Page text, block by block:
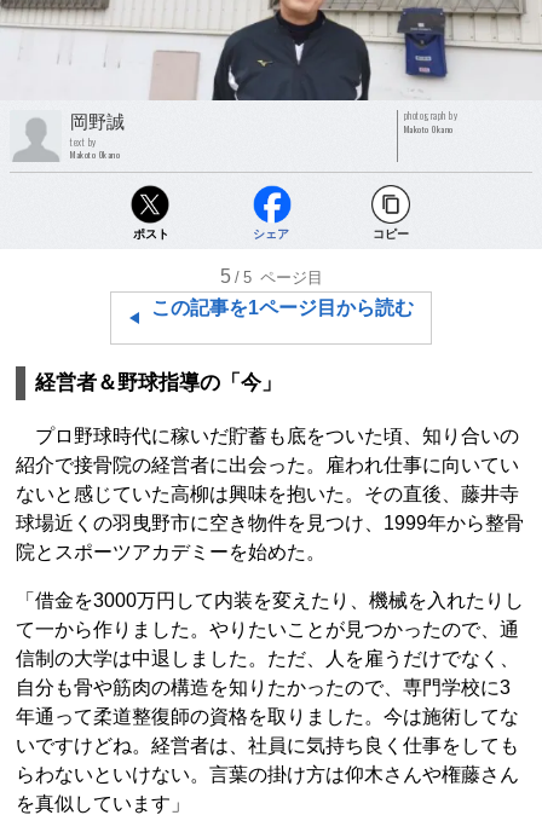
岡野誠
text by
Makoto Okano
photograph by
Makoto Okano
ポスト シェア コピー
5 /5 ページ目
この記事を1ページ目から読む
経営者＆野球指導の「今」
プロ野球時代に稼いだ貯蓄も底をついた頃、知り合いの
紹介で接骨院の経営者に出会った。雇われ仕事に向いてい
ないと感じていた高柳は興味を抱いた。その直後、藤井寺
球場近くの羽曳野市に空き物件を見つけ、1999年から整骨
院とスポーツアカデミーを始めた。
「借金を3000万円して内装を変えたり、機械を入れたりし
て一から作りました。やりたいことが見つかったので、通
信制の大学は中退しました。ただ、人を雇うだけでなく、
自分も骨や筋肉の構造を知りたかったので、専門学校に3
年通って柔道整復師の資格を取りました。今は施術してな
いですけどね。経営者は、社員に気持ち良く仕事をしても
らわないといけない。言葉の掛け方は仰木さんや権藤さん
を真似しています」